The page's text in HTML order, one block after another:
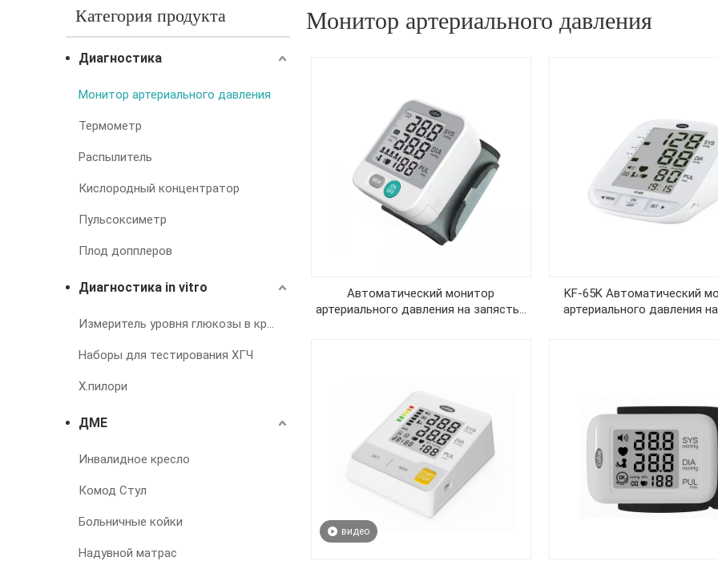
Категория продукта
Диагностика
Монитор артериального давления
Термометр
Распылитель
Кислородный концентратор
Пульсоксиметр
Плод допплеров
Диагностика in vitro
Измеритель уровня глюкозы в крови
Наборы для тестирования ХГЧ
Х.пилори
ДМЕ
Инвалидное кресло
Комод Стул
Больничные койки
Надувной матрас
Монитор артериального давления
Автоматический монитор
артериального давления на запястье
KF-65K Автоматический
артериального давления
видео